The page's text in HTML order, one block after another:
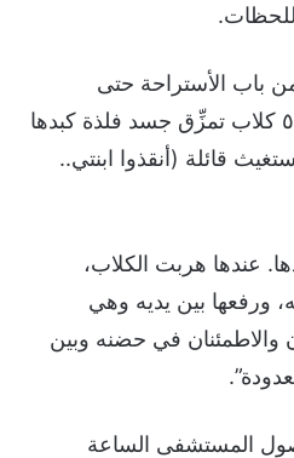
باب الأستراحة حتى
فوجئت بالمشهد المرعب المؤلم على قلب الأم الحنون؛ إذ شاهدت ٥ كلاب تمزِّق جسد فلذة كبدها
قائلة (أنقذوا ابنتي..
عندها هربت الكلاب،
ورفعها بين يديه وهي
والاطمئنان في حضنه وبين
المستشفى الساعة